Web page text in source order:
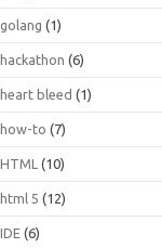
golang (1)
hackathon (6)
heart bleed (1)
how-to (7)
HTML (10)
html 5 (12)
IDE (6)